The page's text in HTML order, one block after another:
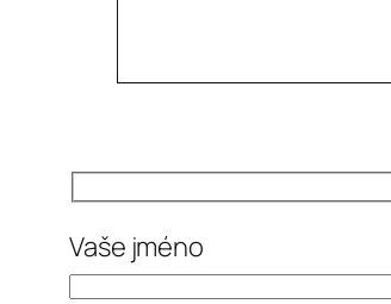
Vaše jméno